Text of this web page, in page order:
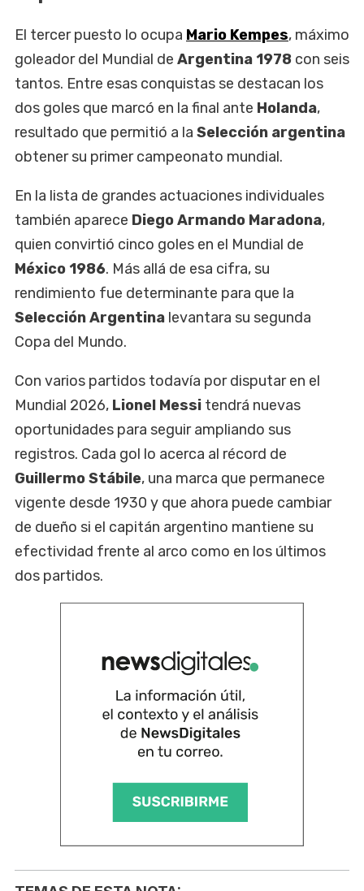
El tercer puesto lo ocupa Mario Kempes, máximo
goleador del Mundial de Argentina 1978 con seis
tantos. Entre esas conquistas se destacan los
dos goles que marcó en la final ante Holanda,
resultado que permitió a la Selección argentina
obtener su primer campeonato mundial.
En la lista de grandes actuaciones individuales
también aparece Diego Armando Maradona,
quien convirtió cinco goles en el Mundial de
México 1986. Más allá de esa cifra, su
rendimiento fue determinante para que la
Selección Argentina levantara su segunda
Copa del Mundo.
Con varios partidos todavía por disputar en el
Mundial 2026, Lionel Messi tendrá nuevas
oportunidades para seguir ampliando sus
registros. Cada gol lo acerca al récord de
Guillermo Stábile, una marca que permanece
vigente desde 1930 y que ahora puede cambiar
de dueño si el capitán argentino mantiene su
efectividad frente al arco como en los últimos
dos partidos.